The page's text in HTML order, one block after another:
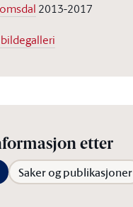
2013-2017
etter
Saker og publikasjoner